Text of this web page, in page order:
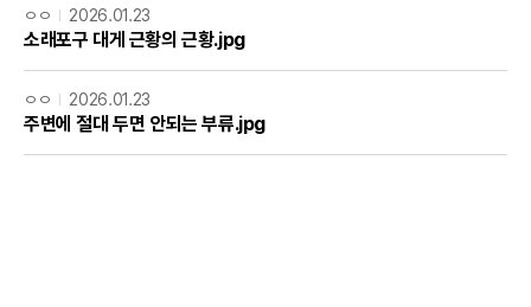
ㅇㅇ 2026.01.23
소래포구 대게 근황의 근황.jpg
ㅇㅇ 2026.01.23
주변에 절대 두면 안되는 부류.jpg